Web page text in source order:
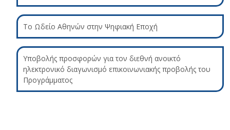
Το Ωδείο Αθηνών στην Ψηφιακή Εποχή
Υποβολής προσφορών για τον διεθνή ανοικτό
ηλεκτρονικό διαγωνισμό επικοινωνιακής προβολής του
Προγράμματος